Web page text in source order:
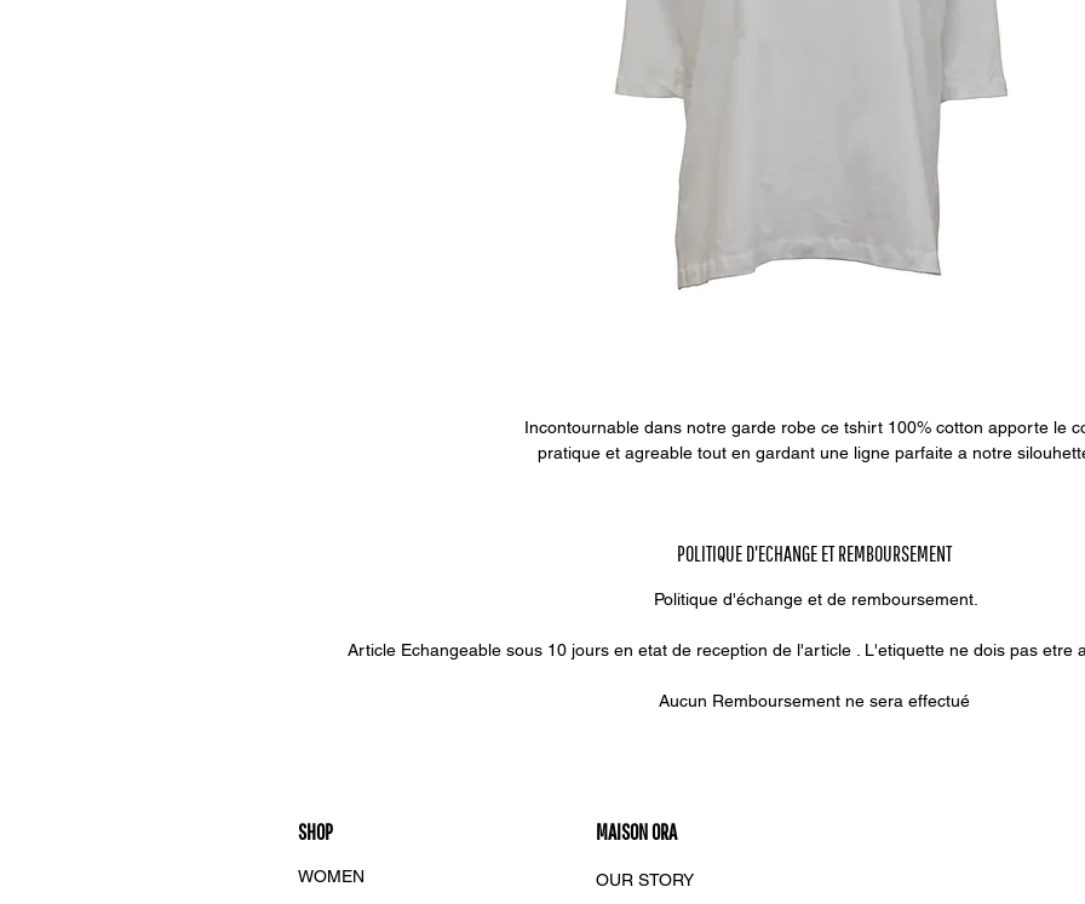
Incontournable dans notre garde robe ce tshirt 100% cotton apporte le
pratique et agreable tout en gardant une ligne parfaite a notre
POLITIQUE D'ECHANGE ET REMBOURSEMENT
Politique d'échange et de remboursement.
Article Echangeable sous 10 jours en etat de reception de l'article . L'etiquette ne dois pas etre
Aucun Remboursement ne sera effectué
SHOP
WOMEN
MAISON ORA
OUR STORY